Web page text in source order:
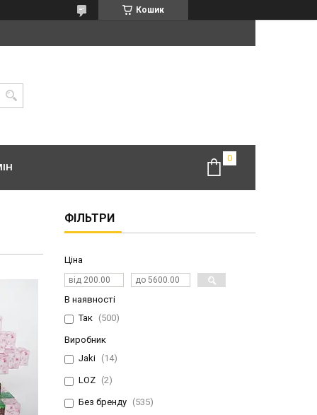
Кошик
ФІЛЬТРИ
Ціна
В наявності
Так
500
Виробник
Jaki
14
LOZ 2
Без бренду 535